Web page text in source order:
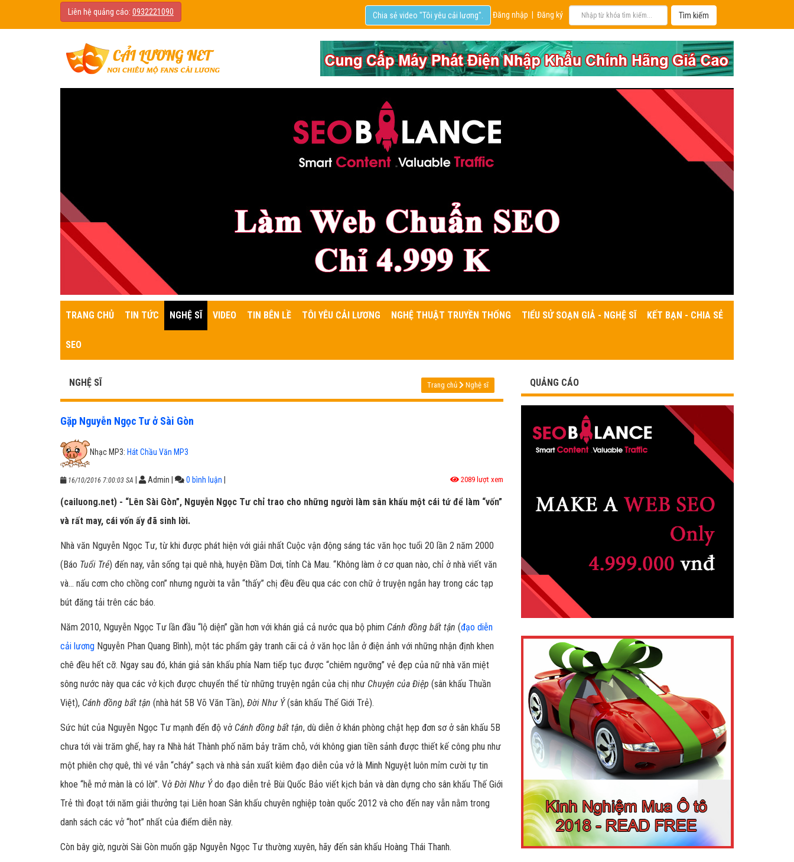
Liên hệ quảng cáo: 0932221090 Đăng nhập Đăng ký
Chia sẻ video "Tôi yêu cải lương".
TRANG CHỦ TIN TỨC NGHỆ SĨ VIDEO TIN BÊN LỀ TÔI YÊU CẢI LƯƠNG NGHỆ THUẬT TRUYỀN THỐNG TIỂU SỬ SOẠN GIẢ - NGHỆ SĨ KẾT BẠN - CHIA SẺ
SEO
NGHỆ SĨ Trang chủ Nghệ sĩ
Gặp Nguyễn Ngọc Tư ở Sài Gòn
Nhạc MP3: Hát Chầu Văn MP3
16/10/2016 7:00:03 SA Admin 0 bình luận 2089 lượt xem
(cailuong.net) - “Lên Sài Gòn”, Nguyễn Ngọc Tư chỉ trao cho những người làm sân khấu một cái tứ để làm “vốn”
và rất may, cái vốn ấy đã sinh lời.
Nhà văn Nguyễn Ngọc Tư, từ khi được phát hiện với giải nhất Cuộc vận động sáng tác văn học tuổi 20 lần 2 năm 2000
(Báo Tuổi Trẻ) đến nay, vẫn sống tại quê nhà, huyện Đầm Dơi, tỉnh Cà Mau. “Không làm ở cơ quan nào, chỉ ở nhà viết văn
và... nấu cơm cho chồng con” nhưng người ta vẫn “thấy” chị đều đều qua các con chữ ở truyện ngắn hay trong các tạp
bút đăng tải trên các báo.
Năm 2010, Nguyễn Ngọc Tư lần đầu “lộ diện” gần hơn với khán giả cả nước qua bộ phim Cánh đồng bất tận (đạo diễn
cải lương Nguyễn Phan Quang Bình), một tác phẩm gây tranh cãi cả ở văn học lẫn ở điện ảnh với những nhận định khen
chê đều hết cỡ. Ngay sau đó, khán giả sân khấu phía Nam tiếp tục được “chiêm ngưỡng” vẻ đẹp của nữ nhà văn miệt
sông nước này qua các vở kịch được chuyển thể từ những truyện ngắn của chị như Chuyện của Điệp (sân khấu Thuần
Việt), Cánh đồng bất tận (nhà hát 5B Võ Văn Tần), Đời Như Ý(sân khấu Thế Giới Trẻ).
Sức hút của Nguyễn Ngọc Tư mạnh đến độ vở Cánh đồng bất tận, dù diễn ở khán phòng chật hẹp đơn sơ ở sân khấu 5B
chưa tới vài trăm ghế, hay ra Nhà hát Thành phố năm bảy trăm chỗ, với không gian tiền sảnh được thiết kế công phu như
một phiên chợ quê, thì vé vẫn “cháy” sạch và nhà sản xuất kiêm đạo diễn của vở là Minh Nguyệt luôn mỉm cười tự tin
khoe “hễ mở màn là có lời”. Vở Đời Như Ýdo đạo diễn trẻ Bùi Quốc Bảo viết kịch bản và dàn dựng cho sân khấu Thế Giới
Trẻ thì đoạt tới năm giải thưởng tại Liên hoan Sân khấu chuyên nghiệp toàn quốc 2012 và cho đến nay vẫn nằm trong
danh sách các vở “hot” nhất của điểm diễn này.
Còn bây giờ, người Sài Gòn muốn gặp Nguyễn Ngọc Tư thường xuyên, hãy đến sân khấu Hoàng Thái Thanh.
QUẢNG CÁO